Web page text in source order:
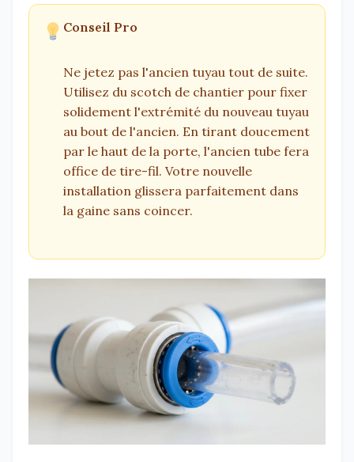
Conseil Pro
Ne jetez pas l'ancien tuyau tout de suite.
Utilisez du scotch de chantier pour fixer
solidement l'extrémité du nouveau tuyau
au bout de l'ancien. En tirant doucement
par le haut de la porte, l'ancien tube fera
office de tire-fil. Votre nouvelle
installation glissera parfaitement dans
la gaine sans coincer.